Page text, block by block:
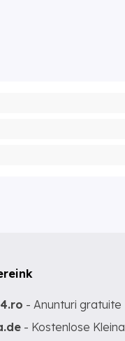
- Anunturi gratuite
- Kostenlose